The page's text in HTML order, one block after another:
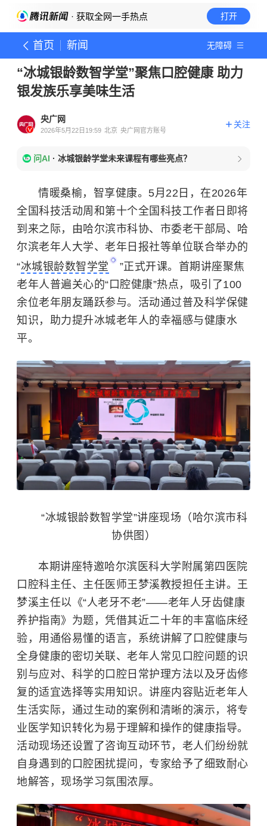
· 获取全网一手热点 打开
首页 新闻 无障碍
“冰城银龄数智学堂”聚焦口腔健康 助力
银发族乐享美味生活
央广网
2026年5月22日19:59 北京 央广网官方账号
关注
问AI · 冰城银龄学堂未来课程有哪些亮点？
情暖桑榆，智享健康。5月22日，在2026年
全国科技活动周和第十个全国科技工作者日即将
到来之际，由哈尔滨市科协、市委老干部局、哈
尔滨老年人大学、老年日报社等单位联合举办的
“冰城银龄数智学堂
”正式开课。首期讲座聚焦
老年人普遍关心的“口腔健康”热点，吸引了100
余位老年朋友踊跃参与。活动通过普及科学保健
知识，助力提升冰城老年人的幸福感与健康水
平。
“冰城银龄数智学堂”讲座现场（哈尔滨市科
协供图）
本期讲座特邀哈尔滨医科大学附属第四医院
口腔科主任、主任医师王梦溪教授担任主讲。王
梦溪主任以《“人老牙不老”——老年人牙齿健康
养护指南》为题，凭借其近二十年的丰富临床经
验，用通俗易懂的语言，系统讲解了口腔健康与
全身健康的密切关联、老年人常见口腔问题的识
别与应对、科学的口腔日常护理方法以及牙齿修
复的适宜选择等实用知识。讲座内容贴近老年人
生活实际，通过生动的案例和清晰的演示，将专
业医学知识转化为易于理解和操作的健康指导。
活动现场还设置了咨询互动环节，老人们纷纷就
自身遇到的口腔困扰提问，专家给予了细致耐心
地解答，现场学习氛围浓厚。